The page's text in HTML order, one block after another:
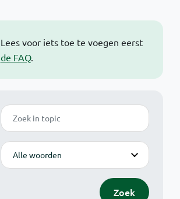
Lees voor iets toe te voegen eerst
de FAQ.
Zoek
Modus
Zoek